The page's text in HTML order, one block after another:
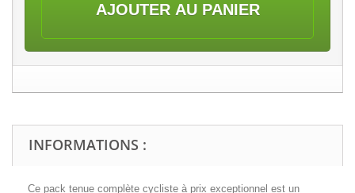
AJOUTER AU PANIER
INFORMATIONS :
Ce pack tenue complète cycliste à prix exceptionnel est un